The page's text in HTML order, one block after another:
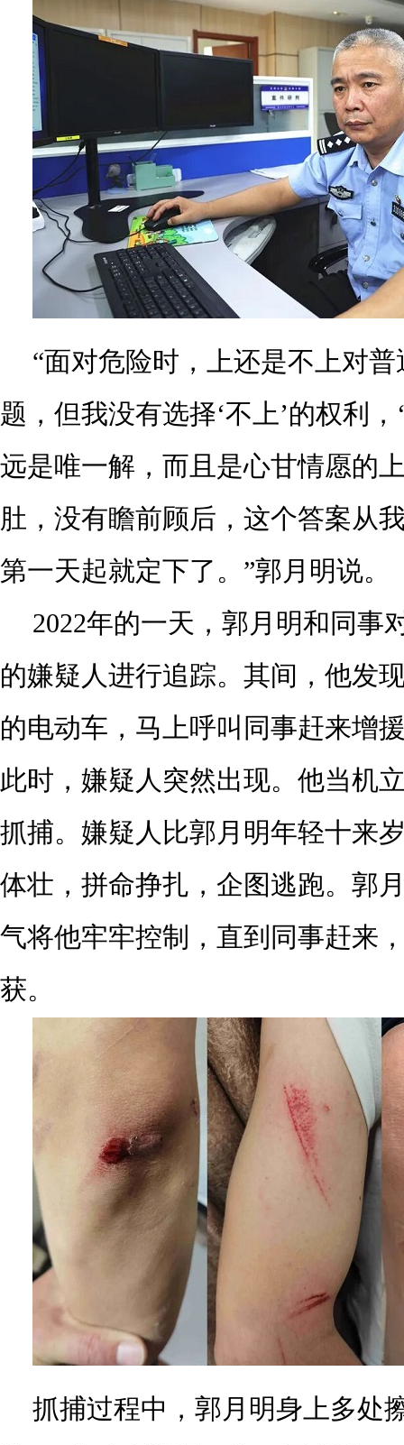
“面对危险时，上还是不上对
题，但我没有选择‘不上’的权利，
远是唯一解，而且是心甘情愿的
肚，没有瞻前顾后，这个答案从
第一天起就定下了。”郭月明说。
2022年的一天，郭月明和同事
的嫌疑人进行追踪。其间，他发
的电动车，马上呼叫同事赶来增
此时，嫌疑人突然出现。他当机
抓捕。嫌疑人比郭月明年轻十来
体壮，拼命挣扎，企图逃跑。郭
气将他牢牢控制，直到同事赶来
获。
抓捕过程中，郭月明身上多处